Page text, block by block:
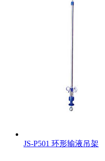
JS-P501 环形输液吊架